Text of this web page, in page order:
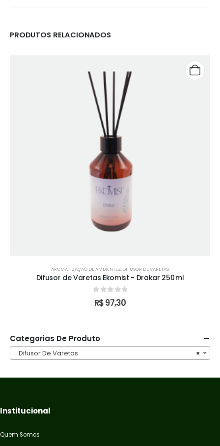
PRODUTOS RELACIONADOS
AROMATIZAÇÃO DE AMBIENTES, DIFUSOR DE VARETAS
Difusor de Varetas Ekomist - Drakar 250 ml
out of 5
R$97,30
Categorias De Produto
×
Difusor De Varetas
Institucional
Quem Somos